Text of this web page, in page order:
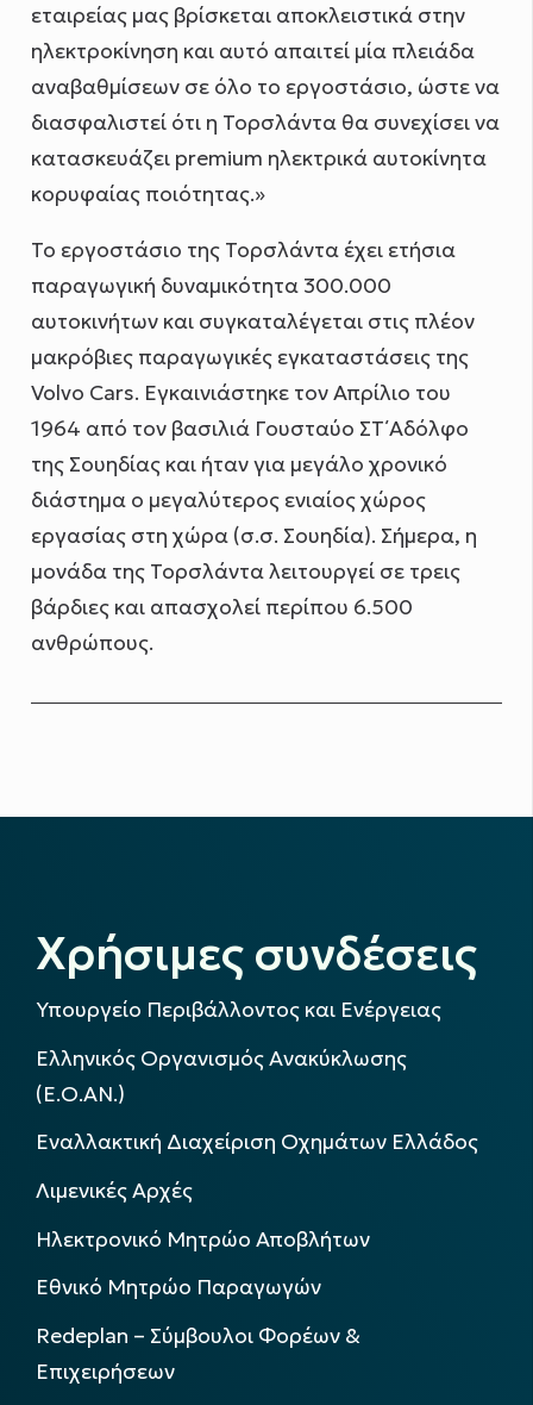
εταιρείας μας βρίσκεται αποκλειστικά στην
ηλεκτροκίνηση και αυτό απαιτεί μία πλειάδα
αναβαθμίσεων σε όλο το εργοστάσιο, ώστε να
διασφαλιστεί ότι η Τορσλάντα θα συνεχίσει να
κατασκευάζει premium ηλεκτρικά αυτοκίνητα
κορυφαίας ποιότητας.»
Το εργοστάσιο της Τορσλάντα έχει ετήσια
παραγωγική δυναμικότητα 300.000
αυτοκινήτων και συγκαταλέγεται στις πλέον
μακρόβιες παραγωγικές εγκαταστάσεις της
Volvo Cars. Εγκαινιάστηκε τον Απρίλιο του
1964 από τον βασιλιά Γουσταύο ΣΤ΄ Αδόλφο
της Σουηδίας και ήταν για μεγάλο χρονικό
διάστημα ο μεγαλύτερος ενιαίος χώρος
εργασίας στη χώρα (σ.σ. Σουηδία). Σήμερα, η
μονάδα της Τορσλάντα λειτουργεί σε τρεις
βάρδιες και απασχολεί περίπου 6.500
ανθρώπους.
Χρήσιμες συνδέσεις
Υπουργείο Περιβάλλοντος και Ενέργειας
Ελληνικός Οργανισμός Ανακύκλωσης
(Ε.Ο.ΑΝ.)
Εναλλακτική Διαχείριση Οχημάτων Ελλάδος
Λιμενικές Αρχές
Ηλεκτρονικό Μητρώο Αποβλήτων
Εθνικό Μητρώο Παραγωγών
Redeplan – Σύμβουλοι Φορέων &
Επιχειρήσεων